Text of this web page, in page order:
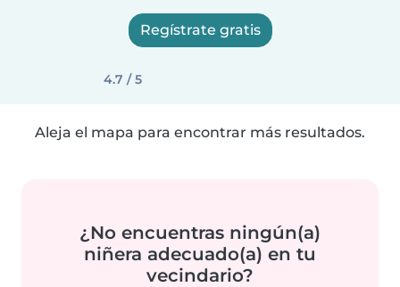
Regístrate gratis
4.7 / 5
Aleja el mapa para encontrar más resultados.
¿No encuentras ningún(a)
niñera adecuado(a) en tu
vecindario?